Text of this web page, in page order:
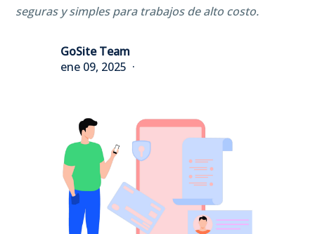
seguras y simples para trabajos de alto costo.
GoSite Team
ene 09, 2025